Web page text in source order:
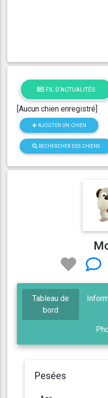
FIL D'ACTUALITÉS
[Aucun chien enregistré]
AJOUTER UN CHIEN
RECHERCHER DES CHIENS
Tableau de
bord
Pesées